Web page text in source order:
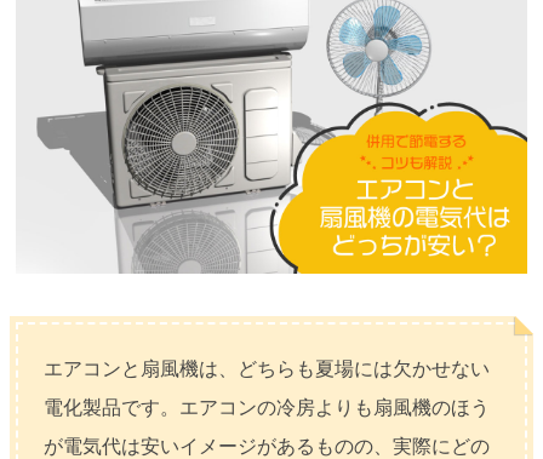
エアコンと扇風機は、どちらも夏場には欠かせない
電化製品です。エアコンの冷房よりも扇風機のほう
が電気代は安いイメージがあるものの、実際にどの